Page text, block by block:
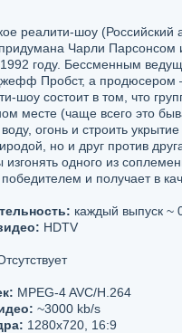
реалити-шоу (Российский
Чарли
году. Бессменным
Пробст, а продюсером
шоу состоит в том, что
месте (чаще всего это
огонь и строить
но и друг против
одного из
победителем и получает в
каждый выпуск ~
HDTV
MPEG-4 AVC/H.264
~3000 kb/s
1280x720, 16:9